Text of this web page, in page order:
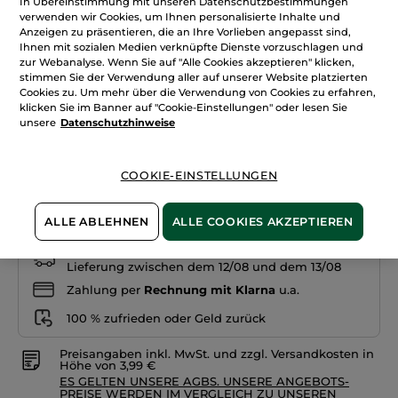
Sternen.
Bewertungen
anzeigen.
de
Teint
-
Ebenmäßiger
Teint
&
21,90€*
73,00€ / 100ml
Rosé
Menge
Lieferung zwischen dem 12/08 und dem 13/08
Zahlung per Rechnung mit Klarna u.a.
100 % zufrieden oder Geld zurück
Preisangaben inkl. MwSt. und zzgl. Versandkosten in
Höhe von 3,99 €
ES GELTEN UNSERE AGBS. UNSERE ANGEBOTS-
PREISE WERDEN IM VERGLEICH ZU UNSEREN
verwenden wir Cookies, um Ihnen personalisierte Inhalte und
Anzeigen zu präsentieren, die an Ihre Vorlieben angepasst sind,
Ihnen mit sozialen Medien verknüpfte Dienste vorzuschlagen und
zur Webanalyse. Wenn Sie auf "Alle Cookies akzeptieren" klicken,
stimmen Sie der Verwendung aller auf unserer Website platzierten
Cookies zu. Um mehr über die Verwendung von Cookies zu erfahren,
klicken Sie im Banner auf "Cookie-Einstellungen" oder lesen Sie
unsere Datenschutzhinweise
COOKIE-EINSTELLUNGEN
ALLE ABLEHNEN ALLE COOKIES AKZEPTIEREN